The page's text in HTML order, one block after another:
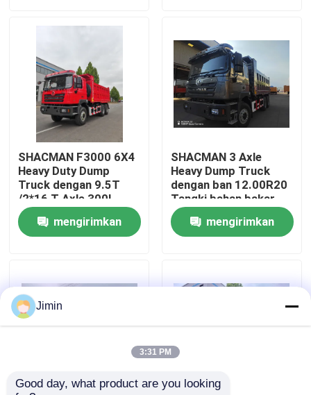
Tentang kami
Tur Pabrik
Kontrol kualitas
Hubungi Kami
Permintaan Penawaran
Truk traktor
SHACMAN F3000 6X4
Heavy Duty Dump
Truck dengan 9.5T
/2*16 T Axle 300L
Tank Bahan Bakar dan
3775+1400 mm
Wheelbase
mengirimkan
SHACMAN 3 Axle
Heavy Dump Truck
dengan ban 12.00R20
Tangki bahan bakar
400L dan transmisi
manual 430HP EuroII
25 Ton
mengirimkan
Jimin
3:31 PM
Good day, what product are you looking